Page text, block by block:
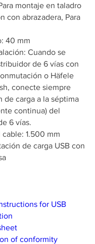
montaje en taladro
con abrazadera, Para
40 mm
Cuando se
de 6 vías con
o Häfele
conecte siempre
de carga a la séptima
continua) del
6 vías.
1.500 mm
de carga USB con
for USB
of conformity